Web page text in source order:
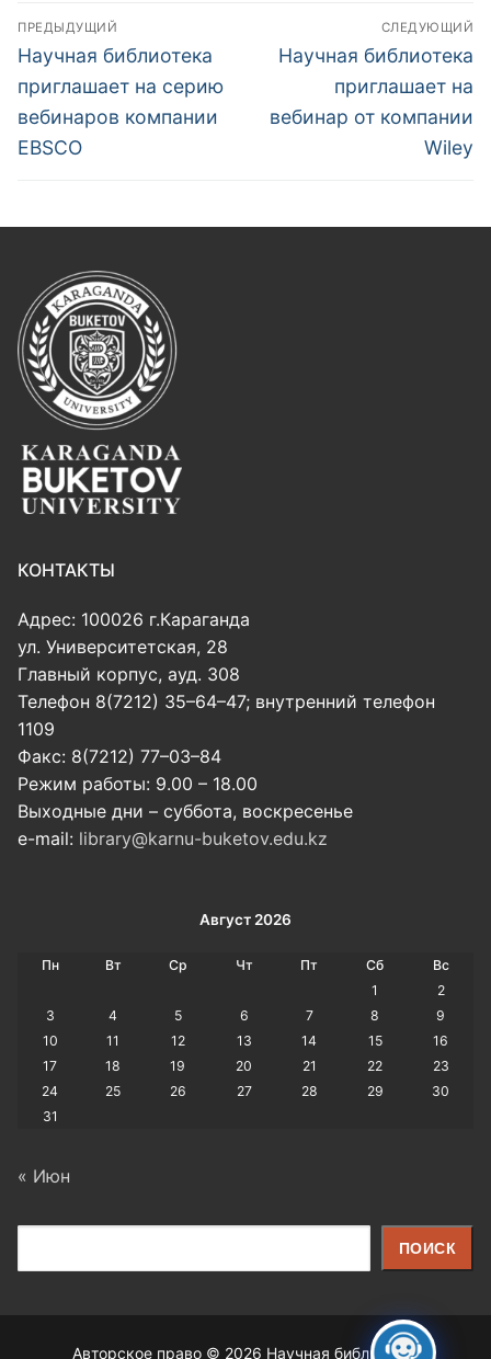
Навигация
по
записям
ПРЕДЫДУЩИЙ
Предыдущая
запись:
Научная библиотека
приглашает на серию
вебинаров компании
EBSCO
СЛЕДУЮЩИЙ
Следующая
запись:
Научная библиотека
приглашает на
вебинар от компании
Wiley
КОНТАКТЫ
Адрес: 100026 г.Караганда
ул. Университетская, 28
Главный корпус, ауд. 308
Телефон 8(7212) 35–64–47; внутренний телефон
1109
Факс: 8(7212) 77–03–84
Режим работы: 9.00 – 18.00
Выходные дни – суббота, воскресенье
e-mail: library@karnu-buketov.edu.kz
Август 2026
Пн Вт Ср Чт Пт Сб
Вс
1
2
3
4 5 6 7 8
9
10
11 12 13 14 15
16
17
18 19 20 21 22
23
24
25 26 27 28 29
30
31
« Июн
ПОИСК
Авторское право © 2026 Научная библиотека